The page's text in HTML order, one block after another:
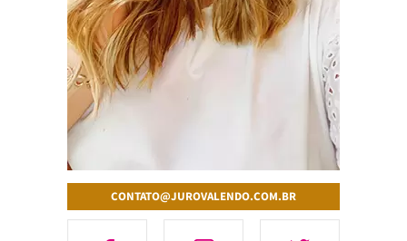
CONTATO@JUROVALENDO.COM.BR